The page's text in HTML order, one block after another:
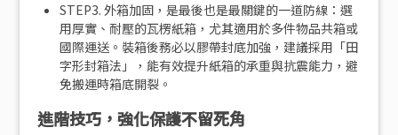
STEP3. 外箱加固，是最後也是最關鍵的一道防線：選
用厚實、耐壓的瓦楞紙箱，尤其適用於多件物品共箱或
國際運送。裝箱後務必以膠帶封底加強，建議採用「田
字形封箱法」，能有效提升紙箱的承重與抗震能力，避
免搬運時箱底開裂。
進階技巧，強化保護不留死角